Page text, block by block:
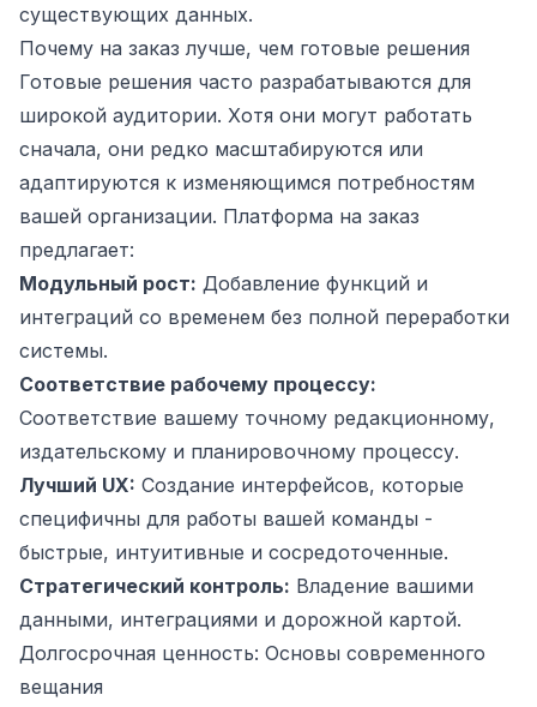
существующих данных.
Почему на заказ лучше, чем готовые решения
Готовые решения часто разрабатываются для
широкой аудитории. Хотя они могут работать
сначала, они редко масштабируются или
адаптируются к изменяющимся потребностям
вашей организации. Платформа на заказ
предлагает:
Модульный рост: Добавление функций и
интеграций со временем без полной переработки
системы.
Соответствие рабочему процессу:
Соответствие вашему точному редакционному,
издательскому и планировочному процессу.
Лучший UX: Создание интерфейсов, которые
специфичны для работы вашей команды -
быстрые, интуитивные и сосредоточенные.
Стратегический контроль: Владение вашими
данными, интеграциями и дорожной картой.
Долгосрочная ценность: Основы современного
вещания